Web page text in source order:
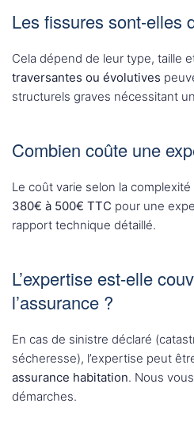
Les fissures sont-elles
Cela dépend de leur type, taille
traversantes ou évolutives
structurels graves nécessitant
Combien coûte une
Le coût varie selon la
380€ à 500€ TTC pour une
rapport technique détaillé.
L’expertise est-elle
l’assurance ?
En cas de sinistre déclaré
sécheresse), l’expertise peut
assurance habitation. Nous
démarches.